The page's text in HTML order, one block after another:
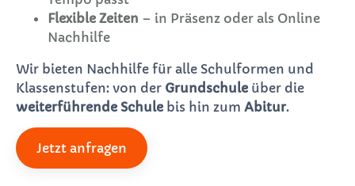
Flexible Zeiten – in Präsenz oder als Online
Nachhilfe
Wir bieten Nachhilfe für alle Schulformen und
Klassenstufen: von der Grundschule über die
weiterführende Schule bis hin zum Abitur.
Jetzt anfragen